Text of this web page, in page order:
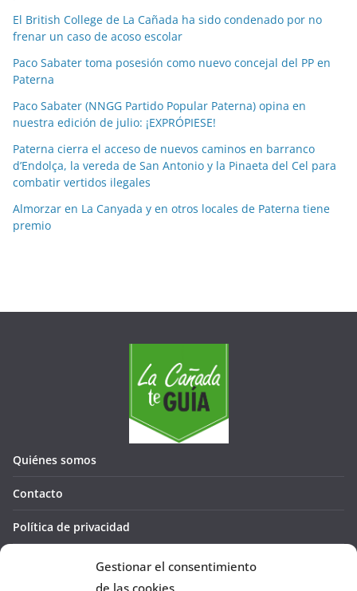
Gestionar el consentimiento
de las cookies
p
o
m
s
s
El British College de La Cañada ha sido condenado por no
frenar un caso de acoso escolar
Paco Sabater toma posesión como nuevo concejal del PP en
Paterna
Paco Sabater (NNGG Partido Popular Paterna) opina en
nuestra edición de julio: ¡EXPRÓPIESE!
Paterna cierra el acceso de nuevos caminos en barranco
d’Endolça, la vereda de San Antonio y la Pinaeta del Cel para
combatir vertidos ilegales
Almorzar en La Canyada y en otros locales de Paterna tiene
premio
Quiénes somos
Contacto
Política de privacidad
Política de cookies (UE)